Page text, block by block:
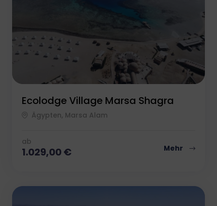
Ecolodge Village Marsa Shagra
Ägypten, Marsa Alam
ab
1.029,00€ Mehr